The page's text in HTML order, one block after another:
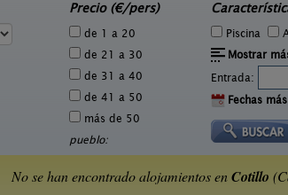
Precio (€/pers)
de 1 a 20
de 21 a 30
de 31 a 40
de 41 a 50
más de 50
pueblo:
Piscina
Mostrar
Entrada:
Fechas
No se han encontrado alojamientos enCotillo